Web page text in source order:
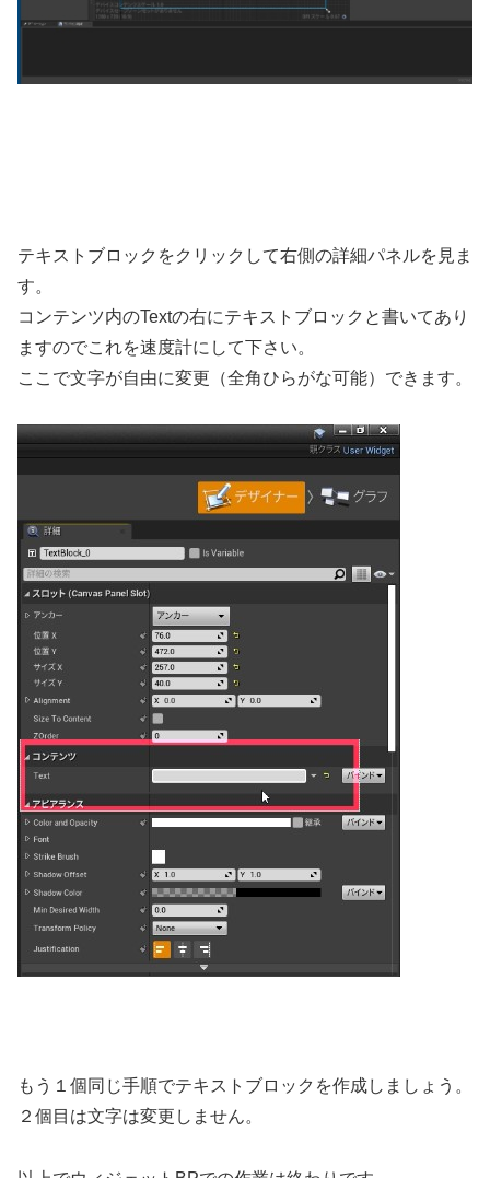
テキストブロックをクリックして右側の詳細パネルを見ま
す。
コンテンツ内のTextの右にテキストブロックと書いてあり
ますのでこれを速度計にして下さい。
ここで文字が自由に変更（全角ひらがな可能）できます。
もう１個同じ手順でテキストブロックを作成しましょう。
２個目は文字は変更しません。